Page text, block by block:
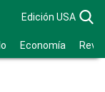
Edición USA
Economía